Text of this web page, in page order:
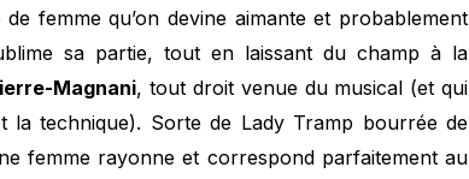
femme qu’on devine aimante et probablement
sa partie, tout en laissant du champ à la
Magnani, tout droit venue du musical (et qui
la technique). Sorte de Lady Tramp bourrée de
femme rayonne et correspond parfaitement au